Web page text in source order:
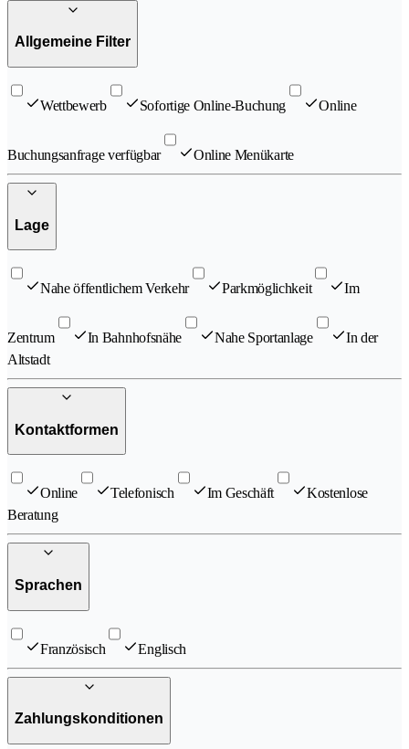
Allgemeine Filter
Wettbewerb Sofortige Online-Buchung Online
Buchungsanfrage verfügbar Online Menükarte
Lage
Nahe öffentlichem Verkehr Parkmöglichkeit Im
Zentrum In Bahnhofsnähe Nahe Sportanlage
In der
Altstadt
Kontaktformen
Online Telefonisch Im Geschäft
Kostenlose
Beratung
Sprachen
Französisch Englisch
Zahlungskonditionen